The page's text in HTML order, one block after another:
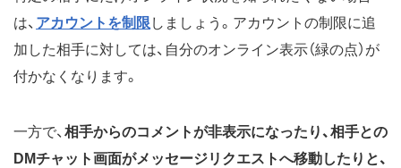
は、 アカウントを制限 しましょう。アカウントの制限に追
加した相手に対しては、自分のオンライン表示（緑の点）が
付かなくなります。
一方で、 相手からのコメントが非表示になったり、相手との
DMチャット画面がメッセージリクエストへ移動したりと、